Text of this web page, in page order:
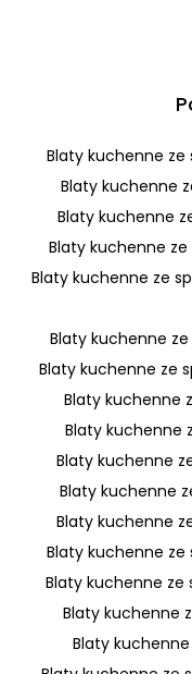
Blaty kuchenne ze
Blaty kuchenne
Blaty kuchenne
Blaty kuchenne
Blaty kuchenne ze
Blaty kuchenne
Blaty kuchenne ze
Blaty kuchenne
Blaty kuchenne
Blaty kuchenne
Blaty kuchenne
Blaty kuchenne
Blaty kuchenne ze
Blaty kuchenne ze
Blaty kuchenne
Blaty kuchenne